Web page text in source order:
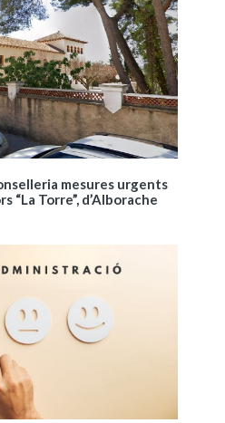
mesures urgents
“La Torre”, d’Alborache